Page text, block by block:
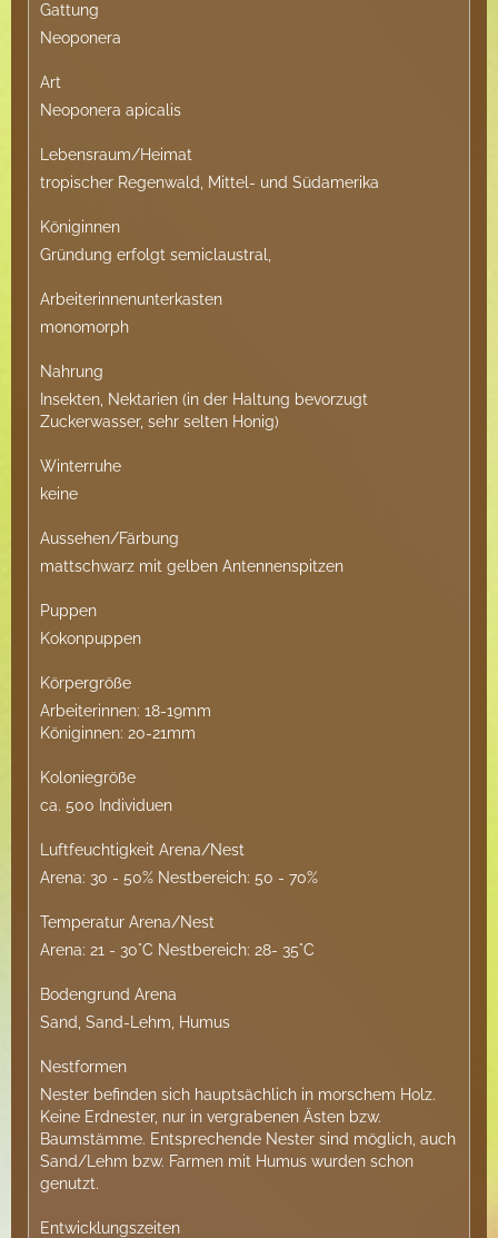
Gattung
Neoponera
Art
Neoponera apicalis
Lebensraum/Heimat
tropischer Regenwald, Mittel- und Südamerika
Königinnen
Gründung erfolgt semiclaustral,
Arbeiterinnenunterkasten
monomorph
Nahrung
Insekten, Nektarien (in der Haltung bevorzugt
Zuckerwasser, sehr selten Honig)
Winterruhe
keine
Aussehen/Färbung
mattschwarz mit gelben Antennenspitzen
Puppen
Kokonpuppen
Körpergröße
Arbeiterinnen: 18-19mm
Königinnen: 20-21mm
Koloniegröße
ca. 500 Individuen
Luftfeuchtigkeit Arena/Nest
Arena: 30 - 50% Nestbereich: 50 - 70%
Temperatur Arena/Nest
Arena: 21 - 30°C Nestbereich: 28- 35°C
Bodengrund Arena
Sand, Sand-Lehm, Humus
Nestformen
Nester befinden sich hauptsächlich in morschem Holz.
Keine Erdnester, nur in vergrabenen Ästen bzw.
Baumstämme. Entsprechende Nester sind möglich, auch
Sand/Lehm bzw. Farmen mit Humus wurden schon
genutzt.
Entwicklungszeiten